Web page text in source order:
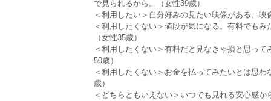
で見られるから。（女性39歳）
＜利用したい＞自分好みの見たい映像がある。
＜利用したくない＞値段が気になる。有料でも
（女性35歳）
＜利用したくない＞有料だと見なきゃ損と思っ
50歳）
＜利用したくない＞お金を払ってみたいとは思
歳）
＜どちらともいえない＞いつでも見れる安心感